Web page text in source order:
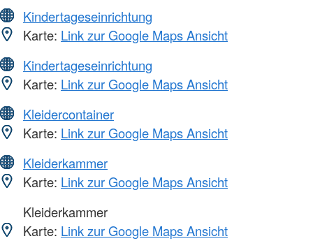
Kindertageseinrichtung
Karte: Link zur Google Maps Ansicht
Kindertageseinrichtung
Karte: Link zur Google Maps Ansicht
Kleidercontainer
Karte: Link zur Google Maps Ansicht
Kleiderkammer
Karte: Link zur Google Maps Ansicht
Kleiderkammer
Karte: Link zur Google Maps Ansicht